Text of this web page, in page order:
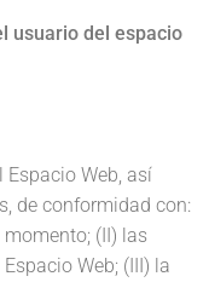
usuario del espacio
Web, así
de conformidad con:
(II) las
Web; (III) la